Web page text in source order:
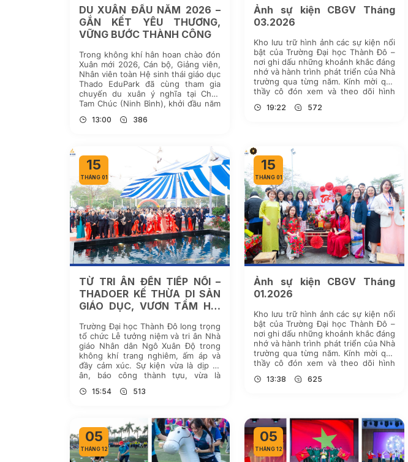
DU XUÂN ĐẦU NĂM 2026 –
GẮN KẾT YÊU THƯƠNG,
VỮNG BƯỚC THÀNH CÔNG
Trong không khí hân hoan chào đón
Xuân mới 2026, Cán bộ, Giảng viên,
Nhân viên toàn Hệ sinh thái giáo dục
Thado EduPark đã cùng tham gia
chuyến du xuân ý nghĩa tại Chùa
Tam Chúc (Ninh Bình), khởi đầu năm
trình “mã đáo thành công”, […]
13:00 386
Ảnh sự kiện CBGV Tháng
03.2026
Kho lưu trữ hình ảnh các sự kiện nổi
bật của Trường Đại học Thành Đô –
nơi ghi dấu những khoảnh khắc đáng
nhớ và hành trình phát triển của Nhà
trường qua từng năm. Kính mời quý
thầy cô đón xem và theo dõi hình
tên […]
19:22 572
15
THÁNG 01
TỪ TRI ÂN ĐẾN TIẾP NỐI –
THADOER KẾ THỪA DI SẢN
GIÁO DỤC, VƯƠN TẦM HỘI
Trường Đại học Thành Đô long trọng
tổ chức Lễ tưởng niệm và tri ân Nhà
giáo Nhân dân Ngô Xuân Độ trong
không khí trang nghiêm, ấm áp và
đầy cảm xúc. Sự kiện vừa là dịp tri
ân, báo công thành tựu, vừa là
bộ, giảng viên, sinh viên, học viên
15:54 513
15
THÁNG 01
Ảnh sự kiện CBGV Tháng
01.2026
Kho lưu trữ hình ảnh các sự kiện nổi
bật của Trường Đại học Thành Đô –
nơi ghi dấu những khoảnh khắc đáng
nhớ và hành trình phát triển của Nhà
trường qua từng năm. Kính mời quý
thầy cô đón xem và theo dõi hình
tên […]
13:38 625
05
THÁNG 12
05
THÁNG 12